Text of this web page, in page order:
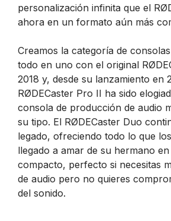
personalización infinita que el
ahora en un formato aún más
Creamos la categoría de
todo en uno con el original
2018 y, desde su lanzamiento en
RØDECaster Pro II ha sido
consola de producción de audio
su tipo. El RØDECaster Duo
legado, ofreciendo todo lo que
llegado a amar de su hermano
compacto, perfecto si necesitas
de audio pero no quieres
del sonido.